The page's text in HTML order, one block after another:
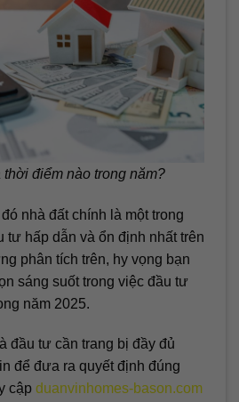
thời điểm nào trong năm?
nhà đất chính là một trong
tư hấp dẫn và ổn định nhất trên
phân tích trên, hy vọng bạn
sáng suốt trong việc đầu tư
năm 2025.
đầu tư cần trang bị đầy đủ
để đưa ra quyết định đúng
cập duanvinhomes-bason.com